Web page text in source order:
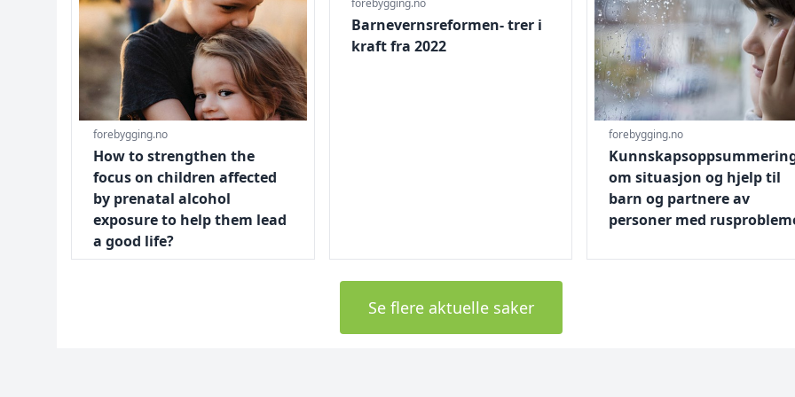
forebygging.no
How to strengthen the
focus on children affected
by prenatal alcohol
exposure to help them lead
a good life?
forebygging.no
Barnevernsreformen- trer i
kraft fra 2022
forebygging.no
om situasjon og hjelp til
barn og partnere av
personer med
Se flere aktuelle saker